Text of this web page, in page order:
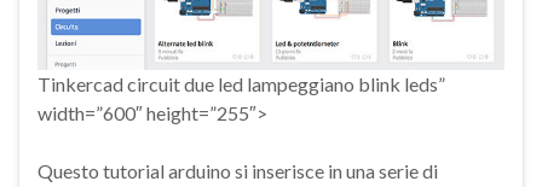
Tinkercad circuit due led lampeggiano blink leds”
width=”600″ height=”255″>
Questo tutorial arduino si inserisce in una serie di